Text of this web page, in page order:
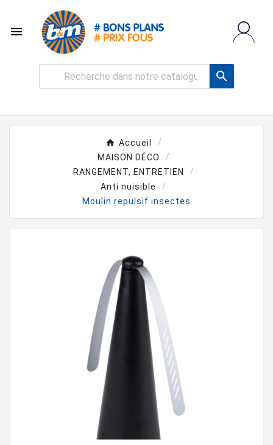


Accueil
MAISON DÉCO
RANGEMENT, ENTRETIEN
Anti nuisible
Moulin repulsif insectes